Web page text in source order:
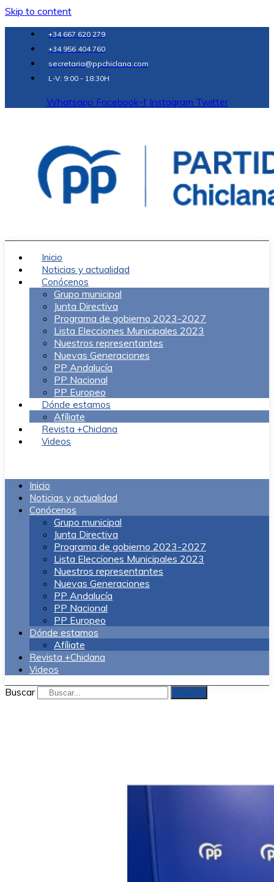
Skip to content
+34 667 620 279
+34 956 404 760
secretaria@ppchiclana.com
L-V: 9:00 - 18:30H
Whatsapp Facebook-f Instagram Twitter
Inicio
Noticias y actualidad
Conócenos
Grupo municipal
Junta Directiva
Programa de gobierno 2023-2027
Lista Elecciones Municipales 2023
Nuestros representantes
Nuevas Generaciones
PP Andalucía
PP Nacional
PP Europeo
Dónde estamos
Afíliate
Revista +Chiclana
Videos
Inicio
Noticias y actualidad
Conócenos
Grupo municipal
Junta Directiva
Programa de gobierno 2023-2027
Lista Elecciones Municipales 2023
Nuestros representantes
Nuevas Generaciones
PP Andalucía
PP Nacional
PP Europeo
Dónde estamos
Afíliate
Revista +Chiclana
Videos
Buscar